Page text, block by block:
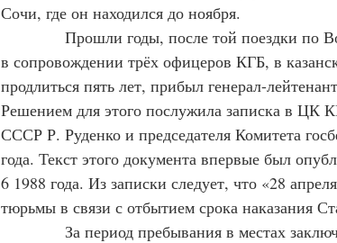
Сочи, где он находился до ноября.
Прошли годы, после той поездки по
в сопровождении трёх офицеров КГБ, в
продлиться пять лет, прибыл генерал-
Решением для этого послужила записка в ЦК
СССР Р. Руденко и председателя Комитета
года. Текст этого документа впервые был
6 1988 года. Из записки следует, что «28
тюрьмы в связи с отбытием срока наказания
За период пребывания в местах